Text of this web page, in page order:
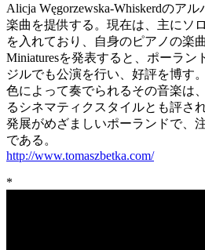
Alicja Węgorzewska-Whiskerdのア
楽曲を提供する。現在は、主にソ
を入れており、自身のピアノの楽
Miniaturesを発表すると、ポーラン
ジルでも公演を行い、好評を博す
色によって奏でられるその音楽は
るシネマティクスタイルとも評さ
発展がめざましいポーランドで、
である。
http://www.tomaszbetka.com/
*